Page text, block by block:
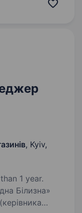
, Kyiv,
1 year.
Білизна»